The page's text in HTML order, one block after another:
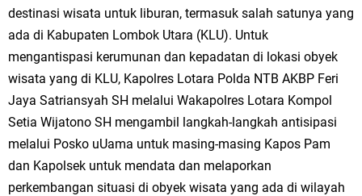
destinasi wisata untuk liburan, termasuk salah satunya yang
ada di Kabupaten Lombok Utara (KLU). Untuk
mengantispasi kerumunan dan kepadatan di lokasi obyek
wisata yang di KLU, Kapolres Lotara Polda NTB AKBP Feri
Jaya Satriansyah SH melalui Wakapolres Lotara Kompol
Setia Wijatono SH mengambil langkah-langkah antisipasi
melalui Posko uUama untuk masing-masing Kapos Pam
dan Kapolsek untuk mendata dan melaporkan
perkembangan situasi di obyek wisata yang ada di wilayah